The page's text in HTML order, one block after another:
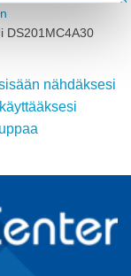
DS201MC4A30
nähdäksesi